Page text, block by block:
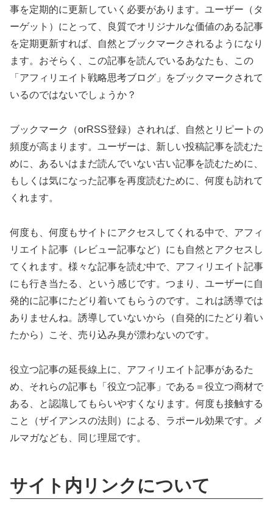
事を定期的に更新していく必要があります。ユーザー（タ
ーゲット）にとって、良質でオリジナルな価値のある記事
を定期更新すれば、自然とブックマークされるようになり
ます。おそらく、この記事を読んでいるあなたも、この
「アフィリエイト戦略思考ブログ」をブックマークされて
いるのではないでしょうか？
ブックマーク（orRSS登録）されれば、自然とリピートの
頻度が高まります。ユーザーは、新しい投稿記事を読むた
めに、あるいはまだ読んでいない古い記事を読むために、
もしくは気になった記事を再度読むために、何度も訪れて
くれます。
何度も、何度もサイトにアクセスしてくれる中で、アフィ
リエイト記事（レビュー記事など）にも自然とアクセスし
てくれます。様々な記事を読む中で、アフィリエイト記事
にも行き当たる、という感じです。つまり、ユーザーに自
発的に記事にたどり着いてもらうのです。これは誘導では
ありませんね。誘導していないから（自発的にたどり着い
たから）こそ、売り込み臭が漂わないのです。
役立つ記事の延長線上に、アフィリエイト記事があるた
め、それらの記事も「役立つ記事」である＝役立つ商材で
ある、と認識してもらいやすくなります。何度も接触する
こと（ザイアンスの法則）による、ラポール効果です。メ
ルマガなども、同じ理屈です。
サイト内リンクについて